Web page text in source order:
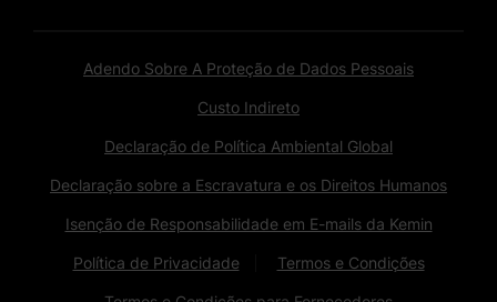
Adendo Sobre A Proteção de Dados Pessoais
Custo Indireto
Declaração de Política Ambiental Global
Declaração sobre a Escravatura e os Direitos Humanos
Isenção de Responsabilidade em E-mails da Kemin
Política de Privacidade Termos e Condições